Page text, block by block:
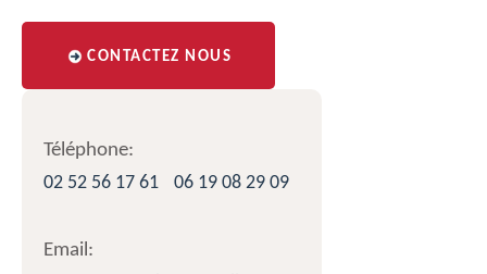
CONTACTEZ NOUS
Téléphone:
02 52 56 17 61
06 19 08 29 09
Email: